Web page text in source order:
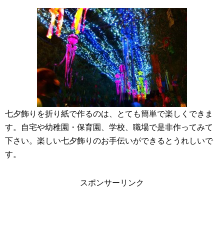
七夕飾りを折り紙で作るのは、とても簡単で楽しくできま
す。自宅や幼稚園・保育園、学校、職場で是非作ってみて
下さい。楽しい七夕飾りのお手伝いができるとうれしいで
す。
スポンサーリンク